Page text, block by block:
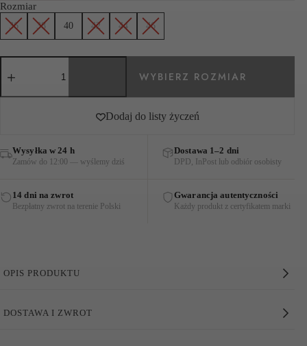
Rozmiar
36 38 40 42 44 46
ilość
SPODNIE
JEANSOWE
PHILIA
Dodaj do listy życzeń
Wysyłka w 24 h
Zamów do 12:00 — wyślemy dziś
Dostawa 1–2 dni
DPD, InPost lub odbiór osobisty
14 dni na zwrot
Bezpłatny zwrot na terenie Polski
Gwarancja autentyczności
Każdy produkt z certyfikatem marki
OPIS PRODUKTU
DOSTAWA I ZWROT